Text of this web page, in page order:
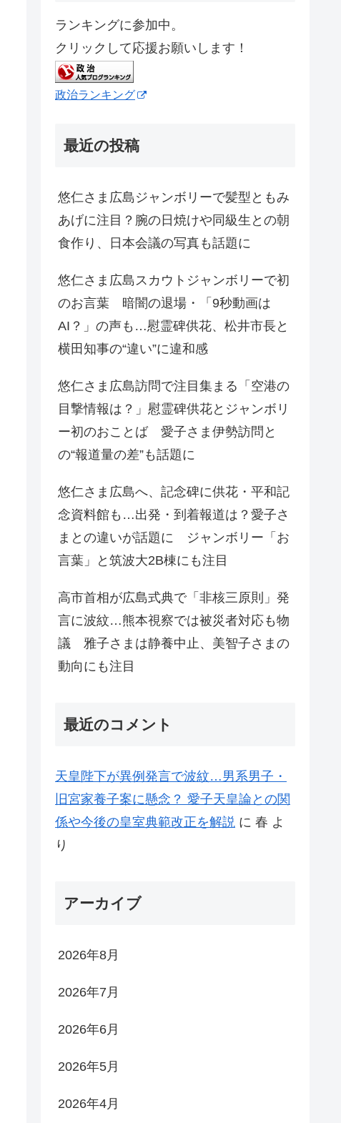
ランキングに参加中。
クリックして応援お願いします！
政治ランキング
最近の投稿
悠仁さま広島ジャンボリーで髪型ともみ
あげに注目？腕の日焼けや同級生との朝
食作り、日本会議の写真も話題に
悠仁さま広島スカウトジャンボリーで初
のお言葉 暗闇の退場・「9秒動画は
AI？」の声も…慰霊碑供花、松井市長と
横田知事の“違い”に違和感
悠仁さま広島訪問で注目集まる「空港の
目撃情報は？」慰霊碑供花とジャンボリ
ー初のおことば 愛子さま伊勢訪問と
の“報道量の差”も話題に
悠仁さま広島へ、記念碑に供花・平和記
念資料館も…出発・到着報道は？愛子さ
まとの違いが話題に ジャンボリー「お
言葉」と筑波大2B棟にも注目
高市首相が広島式典で「非核三原則」発
言に波紋…熊本視察では被災者対応も物
議 雅子さまは静養中止、美智子さまの
動向にも注目
最近のコメント
天皇陛下が異例発言で波紋…男系男子・
旧宮家養子案に懸念？ 愛子天皇論との関
係や今後の皇室典範改正を解説 に 春 よ
り
アーカイブ
2026年8月
2026年7月
2026年6月
2026年5月
2026年4月